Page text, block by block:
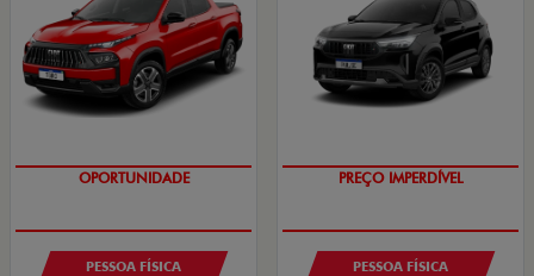
SUPERVALORIZAÇÃO DO USADO
PESSOA FÍSICA
O SUV AUTOMÁTICO MAIS
PESSOA FÍSICA